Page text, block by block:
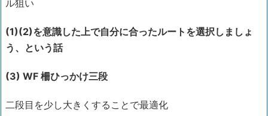
ル狙い
(1)(2)を意識した上で自分に合ったルートを選択しましょ
う、という話
(3) WF 柵ひっかけ三段
二段目を少し大きくすることで最適化